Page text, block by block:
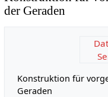
der Geraden
Konstruktion für
Geraden